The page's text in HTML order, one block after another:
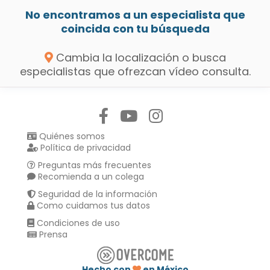
No encontramos a un especialista que
coincida con tu búsqueda
Cambia la localización o busca
especialistas que ofrezcan vídeo consulta.
Quiénes somos
Política de privacidad
Preguntas más frecuentes
Recomienda a un colega
Seguridad de la información
Como cuidamos tus datos
Condiciones de uso
Prensa